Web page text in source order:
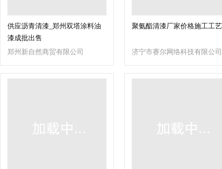
供应沥青清漆_郑州双塔涂料油
漆成批出售
郑州新自然商贸有限公司
聚氨酯清漆厂家价格施工工艺
济宁市赛尔网络科技有限公司